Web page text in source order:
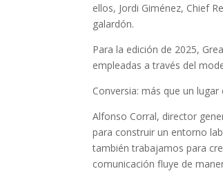
ellos, Jordi Giménez, Chief
galardón.
Para la edición de 2025,
empleadas a través del
Conversia: más que un
Alfonso Corral, director
para construir un entorno
también trabajamos para
comunicación fluye de